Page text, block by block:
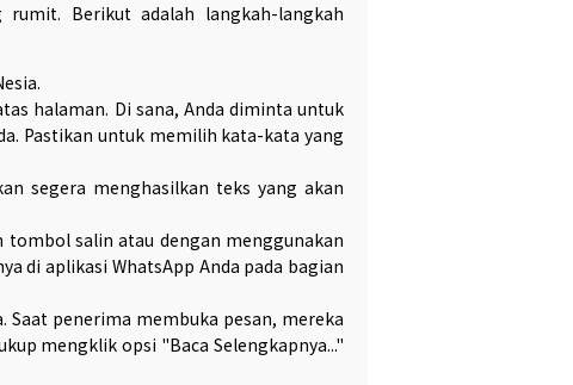
rumit. Berikut adalah langkah-langkah
halaman. Di sana, Anda diminta untuk
Pastikan untuk memilih kata-kata yang
segera menghasilkan teks yang akan
salin atau dengan menggunakan
di aplikasi WhatsApp Anda pada bagian
Saat penerima membuka pesan, mereka
mengklik opsi "Baca Selengkapnya..."